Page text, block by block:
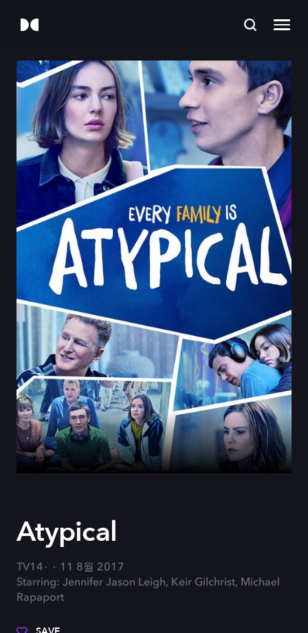
Atypical
TV14
11 8월 2017
Starring: Jennifer Jason Leigh, Keir Gilchrist, Michael
Rapaport